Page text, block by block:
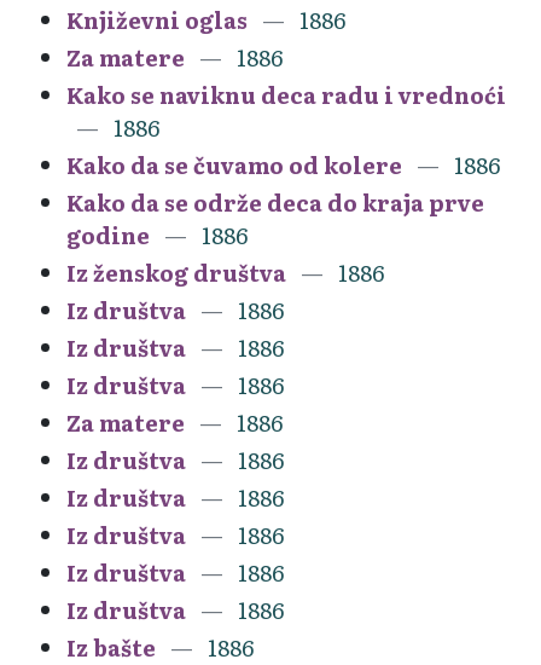
Književni oglas
1886
Za matere
1886
Kako se naviknu deca radu i vrednoći
1886
Kako da se čuvamo od kolere
1886
Kako da se održe deca do kraja prve
godine
1886
Iz ženskog društva
1886
Iz društva
1886
Iz društva
1886
Iz društva
1886
Za matere
1886
Iz društva
1886
Iz društva
1886
Iz društva
1886
Iz društva
1886
Iz društva
1886
Iz bašte
1886